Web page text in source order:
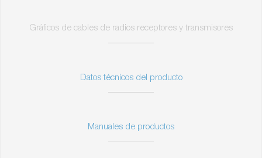
Gráficos de cables de radios receptores y transmisores
Datos técnicos del producto
Manuales de productos